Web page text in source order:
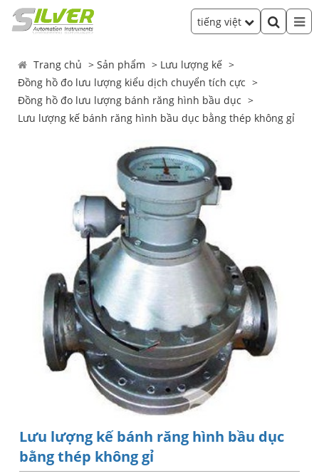
tiếng việt
Trang chủ Sản phẩm
Lưu lượng kế
Đồng hồ đo lưu lượng kiểu dịch chuyển tích cực
Đồng hồ đo lưu lượng bánh răng hình bầu dục
Lưu lượng kế bánh răng hình bầu dục bằng thép không gỉ
Lưu lượng kế bánh răng hình bầu dục
bằng thép không gỉ